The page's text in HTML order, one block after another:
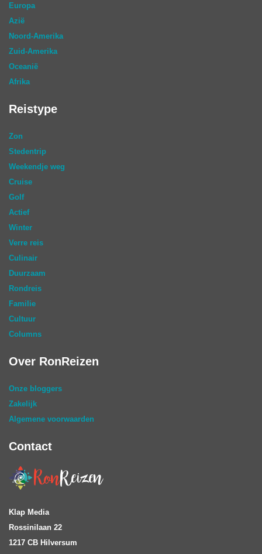
Europa
Azië
Noord-Amerika
Zuid-Amerika
Oceanië
Afrika
Reistype
Zon
Stedentrip
Weekendje weg
Cruise
Golf
Actief
Winter
Verre reis
Culinair
Duurzaam
Rondreis
Familie
Cultuur
Columns
Over RonReizen
Onze bloggers
Zakelijk
Algemene voorwaarden
Contact
Klap Media
Rossinilaan 22
1217 CB Hilversum